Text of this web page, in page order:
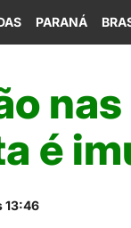
PARANÁ
é
13:46